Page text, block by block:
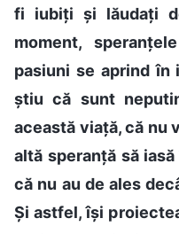
fi iubiți și lăudați
moment,
pasiuni se aprind în
știu că sunt
această viață, că nu
altă speranță să
că nu au de ales
Și astfel, își